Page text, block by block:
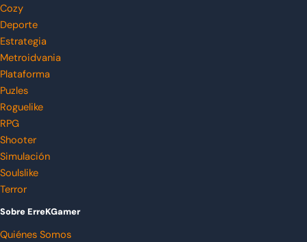
Cozy
Deporte
Estrategia
Metroidvania
Plataforma
Puzles
Roguelike
RPG
Shooter
Simulación
Soulslike
Terror
Sobre ErreKGamer
Quiénes Somos